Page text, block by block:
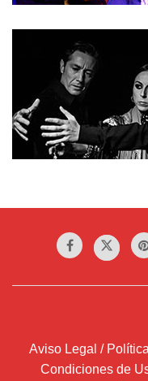
Aviso Legal /
Condiciones de